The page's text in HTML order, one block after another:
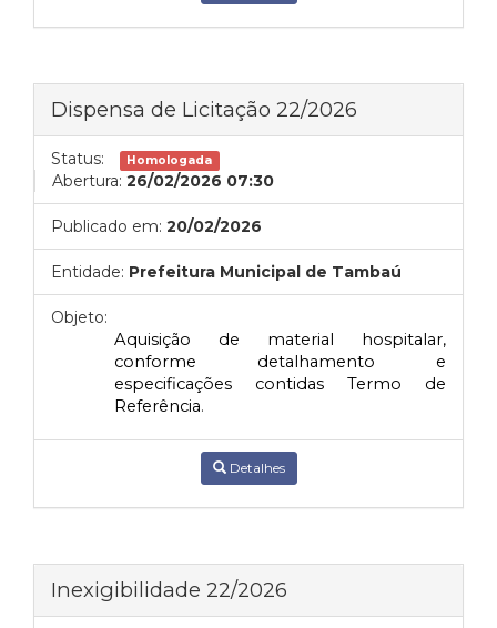
Dispensa de Licitação 22/2026
Status: Homologada
Abertura: 26/02/2026 07:30
Publicado em: 20/02/2026
Entidade: Prefeitura Municipal de Tambaú
Objeto:
Aquisição de material hospitalar,
conforme detalhamento e
especificações contidas Termo de
Referência.
Detalhes
Inexigibilidade 22/2026